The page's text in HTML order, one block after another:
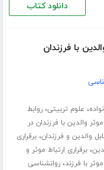
دانلود کتاب
با فرزندان
، علوم تربیتی،روابط
موثر والدین با فرزندان در
والدین و فرزندان،برقراری
،برقراری ارتباط موثر و
موثر با فرزند،روانشناسی